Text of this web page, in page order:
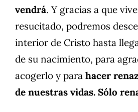
vendrá. Y gracias a que
resucitado, podremos
interior de Cristo hasta
de su nacimiento, para
acogerlo y para hacer
de nuestras vidas. Sólo